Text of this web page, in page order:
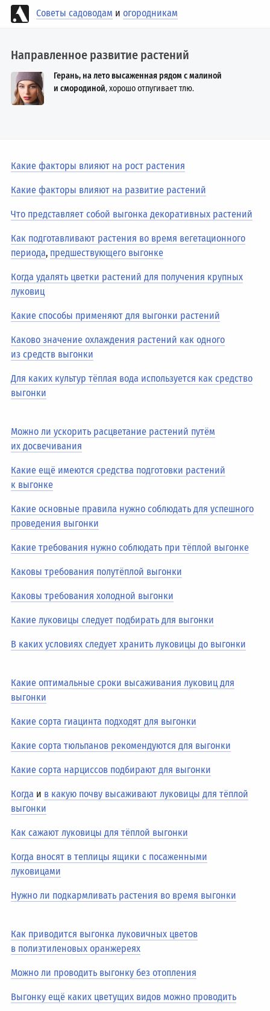
Советы садоводам иогородникам
Направленное развитие растений
Герань, на лето высаженная рядом с малиной
и смородиной, хорошо отпугивает тлю.
Какие факторы влияют на рост растения
Какие факторы влияют на развитие растений
Что представляет собой выгонка декоративных растений
Как подготавливают растения во время вегетационного
периода, предшествующего выгонке
Когда удалять цветки растений для получения крупных
луковиц
Какие способы применяют для выгонки растений
Каково значение охлаждения растений как одного
из средств выгонки
Для каких культур тёплая вода используется как средство
выгонки
Можно ли ускорить расцветание растений путём
их досвечивания
Какие ещё имеются средства подготовки растений
к выгонке
Какие основные правила нужно соблюдать для успешного
проведения выгонки
Какие требования нужно соблюдать при тёплой выгонке
Каковы требования полутёплой выгонки
Каковы требования холодной выгонки
Какие луковицы следует подбирать для выгонки
В каких условиях следует хранить луковицы до выгонки
Какие оптимальные сроки высаживания луковиц для
выгонки
Какие сорта гиацинта подходят для выгонки
Какие сорта тюльпанов рекомендуются для выгонки
Какие сорта нарциссов подбирают для выгонки
Когда и в какую почву высаживают луковицы для тёплой
выгонки
Как сажают луковицы для тёплой выгонки
Когда вносят в теплицы ящики с посаженными
луковицами
Нужно ли подкармливать растения во время выгонки
Как приводится выгонка луковичных цветов
в полиэтиленовых оранжереях
Можно ли проводить выгонку без отопления
Выгонку ещё каких цветущих видов можно проводить